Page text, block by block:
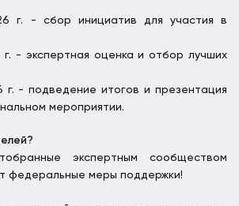
г. - сбор инициатив для участия в
- экспертная оценка и отбор лучших
- подведение итогов и презентация
мероприятии.
экспертным сообществом
федеральные меры поддержки!